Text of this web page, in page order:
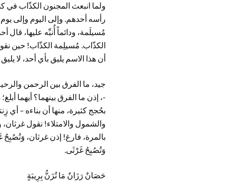
ولما انبعث المجنون الكذّاب في
رأسه أحدهم. وإلى اليوم وإلى
مُسيلَمة، ودائماً أُنبِّه عليها،
الكذّاب. مُسيلِمة الكذّاب! حين
أن هذا الاسم يليق بأي أحد، لا يليق
جيد، ما الفرق بين الرحمن
-، إذن ما الفرق بينهما؟ أيهما
بحُجج كثيرة، منها أن بناءه –
والشمول والامتلاء! نقول
بالمرة، فارغ! إذن غرثان،
وَتُصُبِحُ غَرْثَى.
حَصَانٌ رَزَانٌ مَا تُزَنُّ بِرِيبَةٍ